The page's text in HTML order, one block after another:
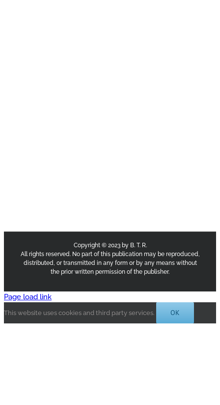
Copyright © 2023 by B. T. R.
All rights reserved. No part of this publication may be reproduced,
distributed, or transmitted in any form or by any means without
the prior written permission of the publisher.
Page load link
This website uses cookies and third party services. OK